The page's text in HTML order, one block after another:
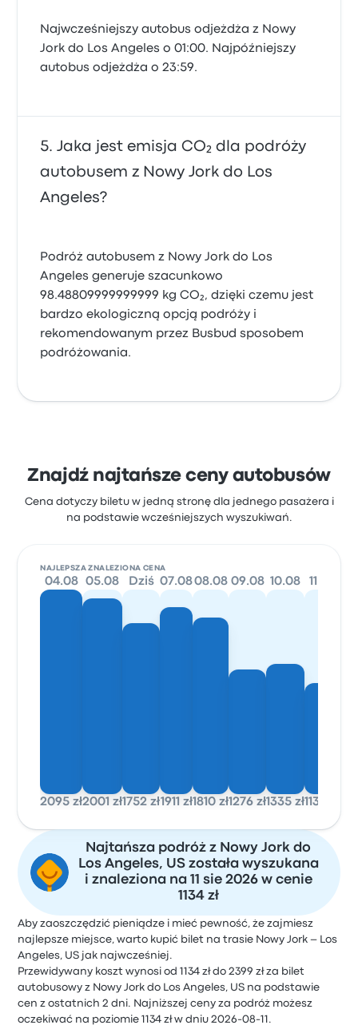
Najwcześniejszy autobus odjeżdża z Nowy
Jork do Los Angeles o 01:00. Najpóźniejszy
autobus odjeżdża o 23:59.
Jaka jest emisja CO₂ dla podróży
autobusem z Nowy Jork do Los
Angeles?
Podróż autobusem z Nowy Jork do Los
Angeles generuje szacunkowo
98.48809999999999 kg CO₂, dzięki czemu jest
bardzo ekologiczną opcją podróży i
rekomendowanym przez Busbud sposobem
podróżowania.
Znajdź najtańsze ceny autobusów
Cena dotyczy biletu w jedną stronę dla jednego pasażera i
na podstawie wcześniejszych wyszukiwań.
NAJLEPSZA ZNALEZIONA CENA
04.08
2095 zł
05.08
2001 zł
Dziś
1752 zł
07.08
1911 zł
08.08
1810 zł
09.08
1276 zł
10.08
1335 zł
11.08
1134 zł
Najtańsza podróż z Nowy Jork do
Los Angeles, US została wyszukana
i znaleziona na 11 sie 2026 w cenie
1134 zł
Aby zaoszczędzić pieniądze i mieć pewność, że zajmiesz
najlepsze miejsce, warto kupić bilet na trasie Nowy Jork – Los
Angeles, US jak najwcześniej.
Przewidywany koszt wynosi od 1134 zł do 2399 zł za bilet
autobusowy z Nowy Jork do Los Angeles, US na podstawie
cen z ostatnich 2 dni. Najniższej ceny za podróż możesz
oczekiwać na poziomie 1134 zł w dniu 2026-08-11.